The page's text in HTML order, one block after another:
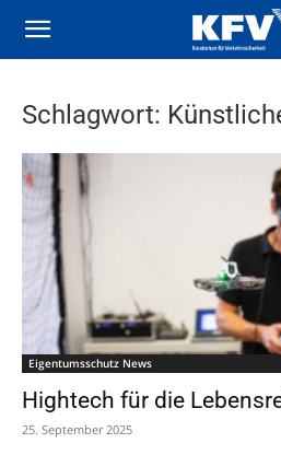
Schlagwort:
Eigentumsschutz News
Hightech für die
25. September 2025